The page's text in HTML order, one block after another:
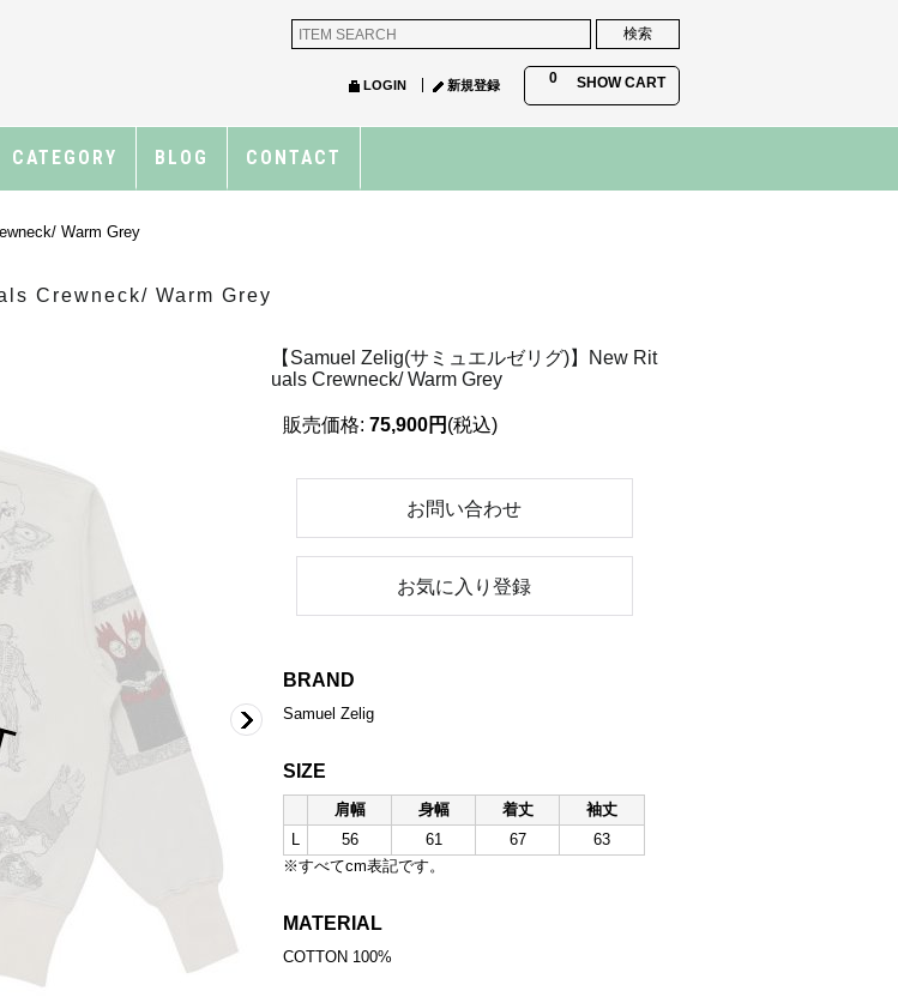
0 SHOW CART
LOGIN 新規登録
CATEGORY BLOG CONTACT
Warm Grey
Crewneck/ Warm Grey
【Samuel Zelig(サミュエルゼリグ)】New Rit
uals Crewneck/ Warm Grey
販売価格: 75,900円 (税込)
お問い合わせ
お気に入り登録
BRAND
Samuel Zelig
SIZE
肩幅 身幅 着丈
袖丈
L
56 61 67
63
※すべてcm表記です。
MATERIAL
COTTON 100%